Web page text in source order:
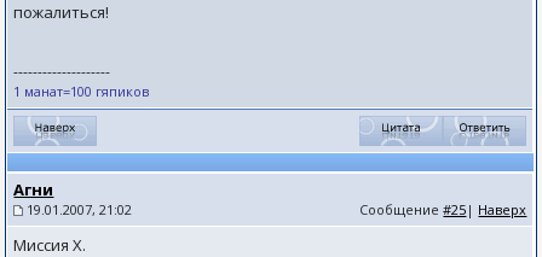
пожалиться!
--------------------
1 манат=100 гяпиков
Агни
19.01.2007, 21:02 Сообщение#25 | Наверх
Миссия Х.